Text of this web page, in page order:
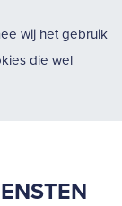
wij het gebruik
die wel